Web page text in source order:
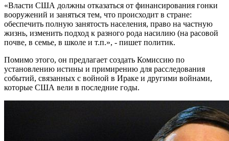
«Власти США должны отказаться от финансирования гонки
вооружений и заняться тем, что происходит в стране:
обеспечить полную занятость населения, право на частную
жизнь, изменить подход к разного рода насилию (на расовой
почве, в семье, в школе и т.п.», - пишет политик.
Помимо этого, он предлагает создать Комиссию по
установлению истины и примирению для расследования
событий, связанных с войной в Ираке и другими войнами,
которые США вели в последние годы.